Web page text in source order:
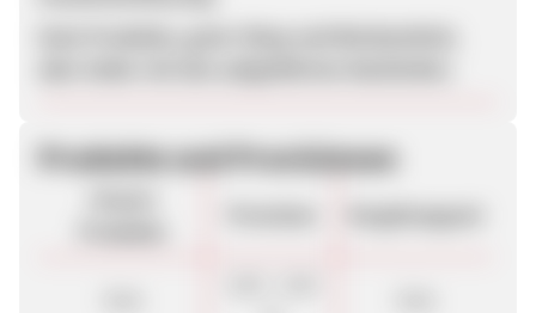
Produkte und Provisionen